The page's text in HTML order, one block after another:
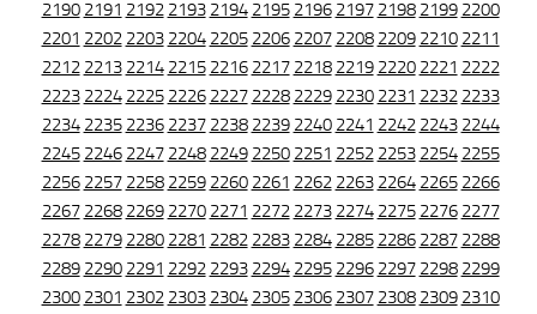
2190 2191 2192 2193 2194 2195 2196 2197 2198 2199 2200
2201 2202 2203 2204 2205 2206 2207 2208 2209 2210 2211
2212 2213 2214 2215 2216 2217 2218 2219 2220 2221 2222
2223 2224 2225 2226 2227 2228 2229 2230 2231 2232 2233
2234 2235 2236 2237 2238 2239 2240 2241 2242 2243 2244
2245 2246 2247 2248 2249 2250 2251 2252 2253 2254 2255
2256 2257 2258 2259 2260 2261 2262 2263 2264 2265 2266
2267 2268 2269 2270 2271 2272 2273 2274 2275 2276 2277
2278 2279 2280 2281 2282 2283 2284 2285 2286 2287 2288
2289 2290 2291 2292 2293 2294 2295 2296 2297 2298 2299
2300 2301 2302 2303 2304 2305 2306 2307 2308 2309 2310